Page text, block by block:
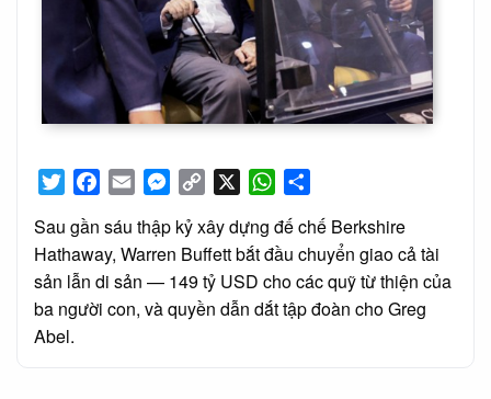
TwitterFacebook
Email Messenger
Copy
WhatsApp
Sau gần sáu thập kỷ xây dựng đế chế Berkshire
Hathaway, Warren Buffett bắt đầu chuyển giao cả tài
sản lẫn di sản — 149 tỷ USD cho các quỹ từ thiện của
ba người con, và quyền dẫn dắt tập đoàn cho Greg
Abel.